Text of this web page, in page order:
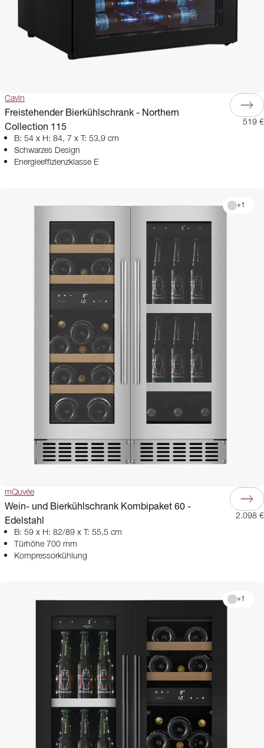
Cavin
Freistehender Bierkühlschrank - Northern
Collection 115
B: 54 x H: 84, 7 x T: 53,9 cm
Schwarzes Design
Energieeffizienzklasse E
519 €
+1
mQuvée
Wein- und Bierkühlschrank Kombipaket 60 -
Edelstahl
B: 59 x H: 82/89 x T: 55,5 cm
Türhöhe 700 mm
Kompressorkühlung
2.098 €
+1